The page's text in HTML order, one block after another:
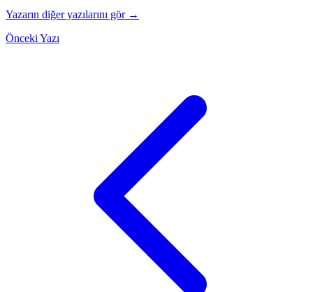
Yazarın diğer yazılarını gör →
Önceki Yazı